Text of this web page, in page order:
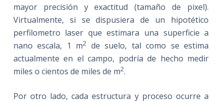
mayor precisión y exactitud (tamaño de pixel).
Virtualmente, si se dispusiera de un hipotético
perfilometro laser que estimara una superficie a
nano escala, 1 m2 de suelo, tal como se estima
actualmente en el campo, podría de hecho medir
miles o cientos de miles de m2.
Por otro lado, cada estructura y proceso ocurre a